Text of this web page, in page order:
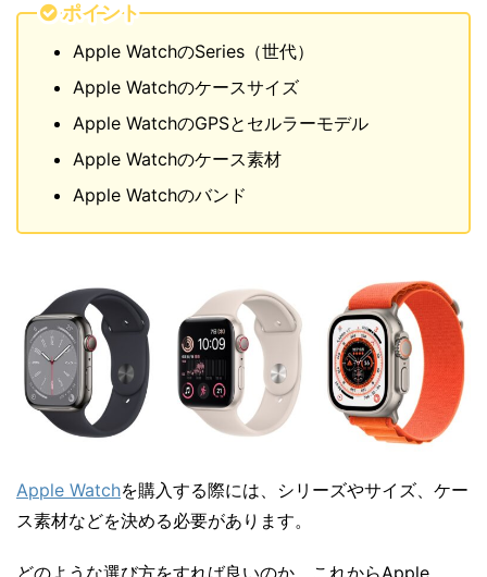
ポイント
Apple WatchのSeries（世代）
Apple Watchのケースサイズ
Apple WatchのGPSとセルラーモデル
Apple Watchのケース素材
Apple Watchのバンド
Apple Watchを購入する際には、シリーズやサイズ、ケー
ス素材などを決める必要があります。
どのような選び方をすれば良いのか、これからApple